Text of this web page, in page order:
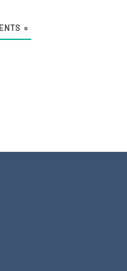
0